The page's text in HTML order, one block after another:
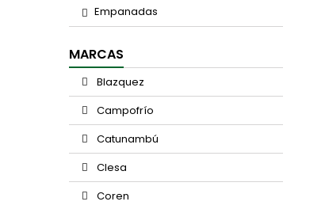
Empanadas
MARCAS
Blazquez
Campofrío
Catunambú
Clesa
Coren